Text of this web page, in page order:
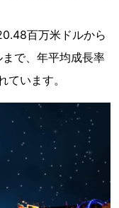
百万米ドルから
で、年平均成長率
ています。